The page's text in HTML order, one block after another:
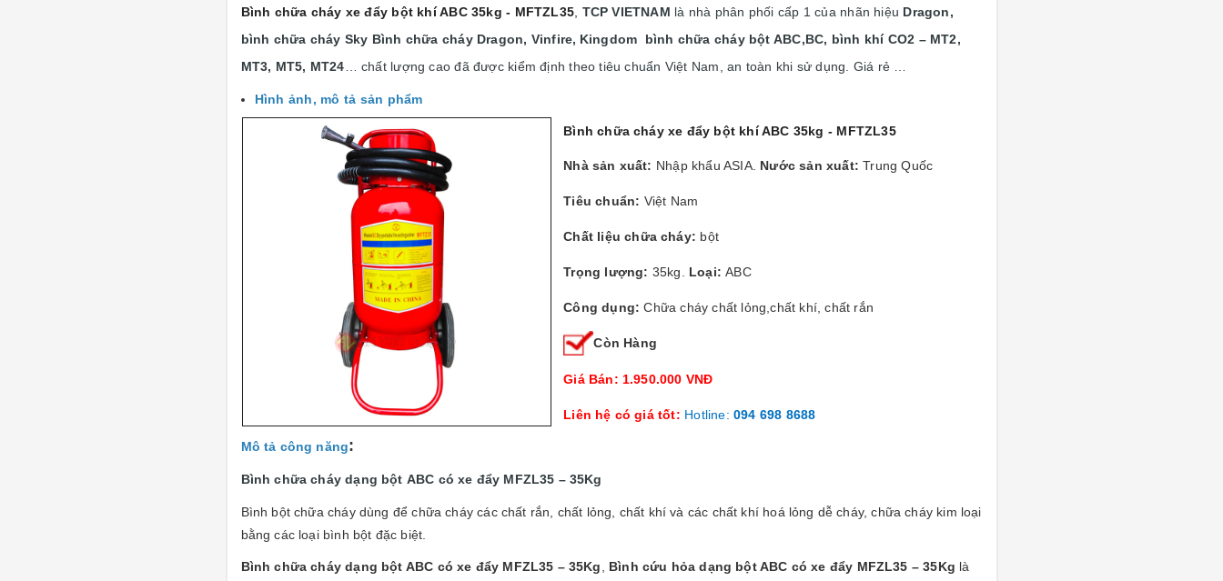
Bình chữa cháy xe đẩy bột khí ABC 35kg - MFTZL35 TCP VIETNAM là nhà phân phối cấp 1 của nhãn hiệu Dragon,
bình chữa cháy Sky Bình chữa cháy Dragon, Vinfire, Kingdom bình chữa cháy bột ABC,BC, bình khí CO2 – MT2,
MT3, MT5, MT24 … chất lượng cao đã được kiểm định theo tiêu chuẩn Việt Nam, an toàn khi sử dụng. Giá rẻ …
Hình ảnh, mô tả sản phẩm
Bình chữa cháy xe đẩy bột khí ABC 35kg - MFTZL35
Nhà sản xuất: Nhập khẩu ASIA. Nước sản xuất: Trung Quốc
Tiêu chuẩn: Việt Nam
Chất liệu chữa cháy: bột
Trọng lượng: 35kg. Loại: ABC
Công dụng:Chữa cháy chất lỏng,chất khí, chất rắn
Còn Hàng
Giá Bán: 1.950.000 VNĐ
Liên hệ có giá tốt: Hotline: 094 698 8688
Mô tả công năng:
Bình chữa cháy dạng bột ABC có xe đẩy MFZL35 – 35Kg
Bình bột chữa cháy dùng để chữa cháy các chất rắn, chất lỏng, chất khí và các chất khí hoá lỏng dễ cháy, chữa cháy kim loại
bằng các loại bình bột đặc biệt.
Bình chữa cháy dạng bột ABC có xe đẩy MFZL35 – 35Kg, Bình cứu hỏa dạng bột ABC có xe đẩy MFZL35 – 35Kg là